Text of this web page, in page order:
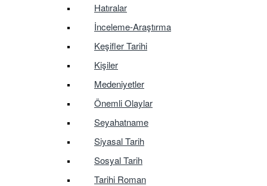
Hatıralar
İnceleme-Araştırma
Keşifler Tarihi
Kişiler
Medeniyetler
Önemli Olaylar
Seyahatname
Siyasal Tarih
Sosyal Tarih
Tarihi Roman